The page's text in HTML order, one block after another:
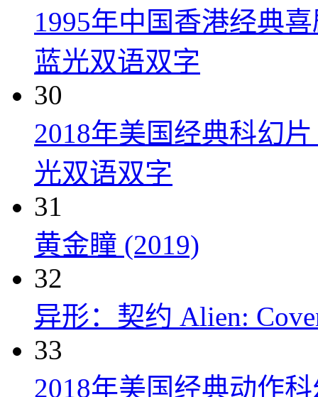
1995年中国香港经典
蓝光双语双字
30
2018年美国经典科幻
光双语双字
31
黄金瞳 (2019)
32
异形：契约 Alien:
33
2018年美国经典动作